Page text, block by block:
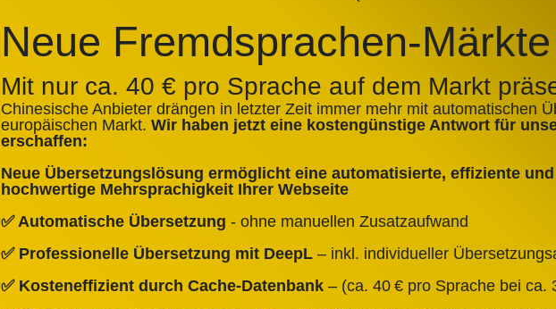
Neue Fremdsprachen-
Mit nur ca. 40 € pro Sprache auf dem Markt
Chinesische Anbieter drängen in letzter Zeit immer mehr mit automatischen
europäischen Markt. Wir haben jetzt eine kostengünstige Antwort für
erschaffen:
Neue Übersetzungslösung ermöglicht eine automatisierte, effiziente
hochwertige Mehrsprachigkeit Ihrer Webseite
✅ Automatische Übersetzung - ohne manuellen Zusatzaufwand
✅ Professionelle Übersetzung mit DeepL– inkl. individueller
✅ Kosteneffizient durch Cache‑Datenbank– (ca. 40 € pro Sprache bei ca.